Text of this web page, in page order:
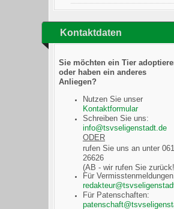
Kontaktdaten
Sie möchten ein Tier
oder haben ein anderes
Anliegen?
Nutzen Sie unser
Kontaktformular
Schreiben Sie uns:
ODER
rufen Sie uns an unter
26626
(AB - wir rufen Sie
Für
Für Patenschaften: